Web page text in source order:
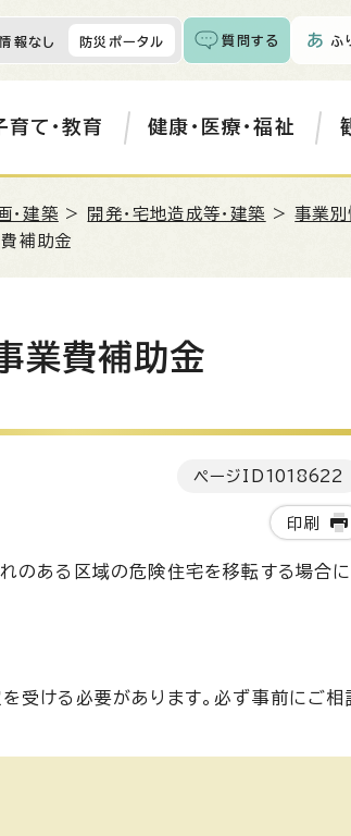
報なし 防災ポータル 質問する ふ
育て・教育 健康・医療・福祉
・建築 > 開発・宅地造成等・建築 >事業別
補助金
業費補助金
ページID 1018622
印刷
のある区域の危険住宅を移転する場合
ける必要があります。必ず事前にご相